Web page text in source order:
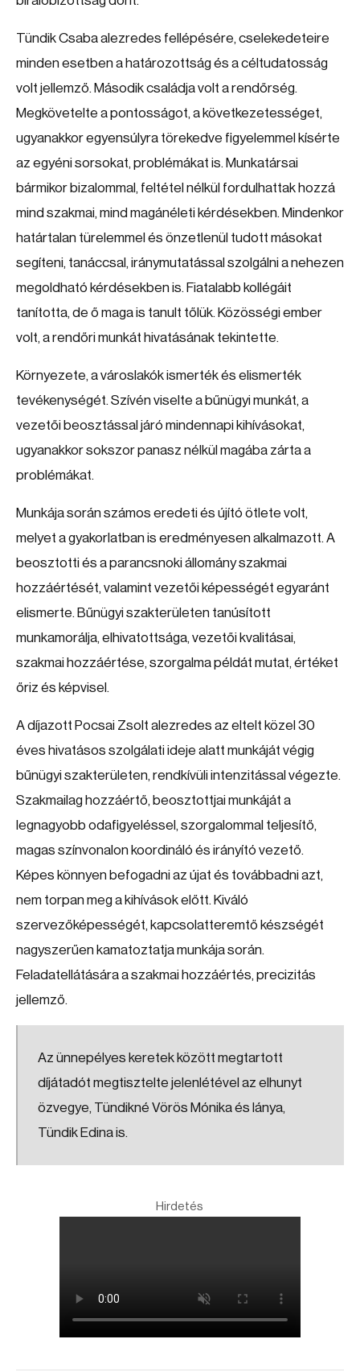
Tündik Csaba alezredes fellépésére, cselekedeteire
minden esetben a határozottság és a céltudatosság
volt jellemző. Második családja volt a rendőrség.
Megkövetelte a pontosságot, a következetességet,
ugyanakkor egyensúlyra törekedve figyelemmel kísérte
az egyéni sorsokat, problémákat is. Munkatársai
bármikor bizalommal, feltétel nélkül fordulhattak hozzá
mind szakmai, mind magánéleti kérdésekben. Mindenkor
határtalan türelemmel és önzetlenül tudott másokat
segíteni, tanáccsal, iránymutatással szolgálni a nehezen
megoldható kérdésekben is. Fiatalabb kollégáit
tanította, de ő maga is tanult tőlük. Közösségi ember
volt, a rendőri munkát hivatásának tekintette.
Környezete, a városlakók ismerték és elismerték
tevékenységét. Szívén viselte a bűnügyi munkát, a
vezetői beosztással járó mindennapi kihívásokat,
ugyanakkor sokszor panasz nélkül magába zárta a
problémákat.
Munkája során számos eredeti és újító ötlete volt,
melyet a gyakorlatban is eredményesen alkalmazott. A
beosztotti és a parancsnoki állomány szakmai
hozzáértését, valamint vezetői képességét egyaránt
elismerte. Bűnügyi szakterületen tanúsított
munkamorálja, elhivatottsága, vezetői kvalitásai,
szakmai hozzáértése, szorgalma példát mutat, értéket
őriz és képvisel.
A díjazott Pocsai Zsolt alezredes az eltelt közel 30
éves hivatásos szolgálati ideje alatt munkáját végig
bűnügyi szakterületen, rendkívüli intenzitással végezte.
Szakmailag hozzáértő, beosztottjai munkáját a
legnagyobb odafigyeléssel, szorgalommal teljesítő,
magas színvonalon koordináló és irányító vezető.
Képes könnyen befogadni az újat és továbbadni azt,
nem torpan meg a kihívások előtt. Kiváló
szervezőképességét, kapcsolatteremtő készségét
nagyszerűen kamatoztatja munkája során.
Feladatellátására a szakmai hozzáértés, precizitás
jellemző.
Az ünnepélyes keretek között megtartott
díjátadót megtisztelte jelenlétével az elhunyt
özvegye, Tündikné Vörös Mónika és lánya,
Tündik Edina is.
Hirdetés